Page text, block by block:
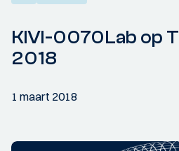
KIVI-0070Lab op
2018
1 maart 2018